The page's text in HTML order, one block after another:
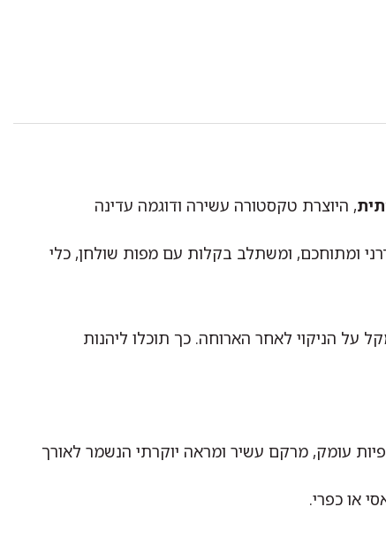
, היוצרת טקסטורה עשירה ודוגמה עדינה
ומתוחכם, ומשתלב בקלות עם מפות שולחן, כלי
על הניקוי לאחר הארוחה. כך תוכלו ליהנות
עומק, מרקם עשיר ומראה יוקרתי הנשמר לאורך
או כפרי.